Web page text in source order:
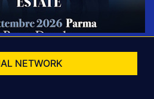
NETWORK